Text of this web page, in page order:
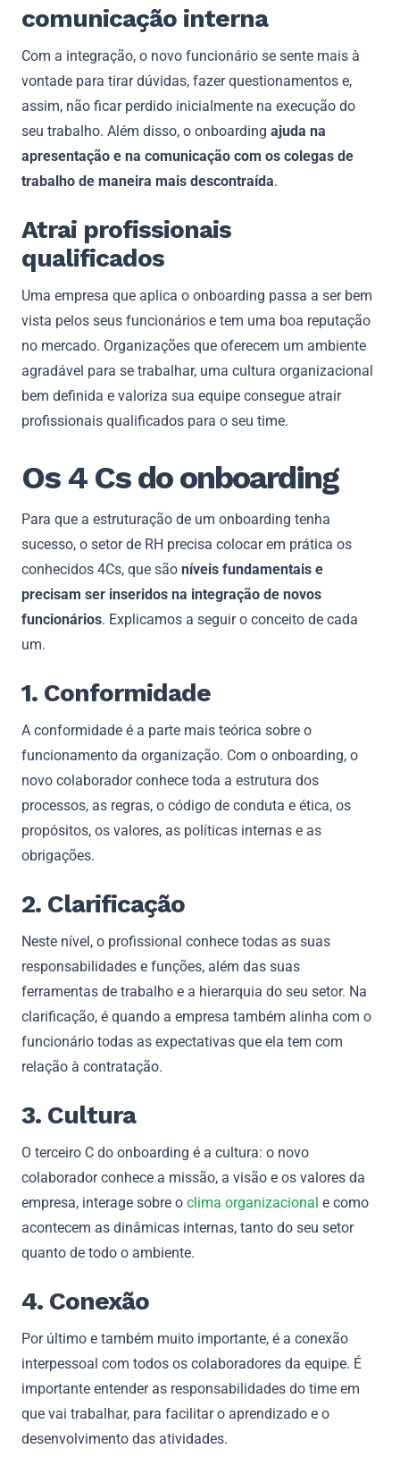
comunicação interna
Com a integração, o novo funcionário se sente mais à
vontade para tirar dúvidas, fazer questionamentos e,
assim, não ficar perdido inicialmente na execução do
seu trabalho. Além disso, o onboarding ajuda na
apresentação e na comunicação com os colegas de
trabalho de maneira mais descontraída.
Atrai profissionais
qualificados
Uma empresa que aplica o onboarding passa a ser bem
vista pelos seus funcionários e tem uma boa reputação
no mercado. Organizações que oferecem um ambiente
agradável para se trabalhar, uma cultura organizacional
bem definida e valoriza sua equipe consegue atrair
profissionais qualificados para o seu time.
Os 4 Cs do onboarding
Para que a estruturação de um onboarding tenha
sucesso, o setor de RH precisa colocar em prática os
conhecidos 4Cs, que são níveis fundamentais e
precisam ser inseridos na integração de novos
funcionários. Explicamos a seguir o conceito de cada
um.
1. Conformidade
A conformidade é a parte mais teórica sobre o
funcionamento da organização. Com o onboarding, o
novo colaborador conhece toda a estrutura dos
processos, as regras, o código de conduta e ética, os
propósitos, os valores, as políticas internas e as
obrigações.
2. Clarificação
Neste nível, o profissional conhece todas as suas
responsabilidades e funções, além das suas
ferramentas de trabalho e a hierarquia do seu setor. Na
clarificação, é quando a empresa também alinha com o
funcionário todas as expectativas que ela tem com
relação à contratação.
3. Cultura
O terceiro C do onboarding é a cultura: o novo
colaborador conhece a missão, a visão e os valores da
empresa, interage sobre o clima organizacional e como
acontecem as dinâmicas internas, tanto do seu setor
quanto de todo o ambiente.
4. Conexão
Por último e também muito importante, é a conexão
interpessoal com todos os colaboradores da equipe. É
importante entender as responsabilidades do time em
que vai trabalhar, para facilitar o aprendizado e o
desenvolvimento das atividades.